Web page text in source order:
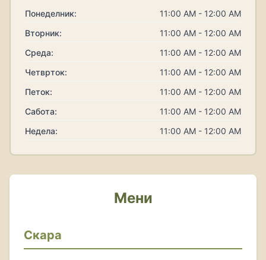
Понеделник:
11:00 AM - 12:00 AM
Вторник:
11:00 AM - 12:00 AM
Среда:
11:00 AM - 12:00 AM
Четврток:
11:00 AM - 12:00 AM
Петок:
11:00 AM - 12:00 AM
Сабота:
11:00 AM - 12:00 AM
Недела:
11:00 AM - 12:00 AM
Мени
Скара